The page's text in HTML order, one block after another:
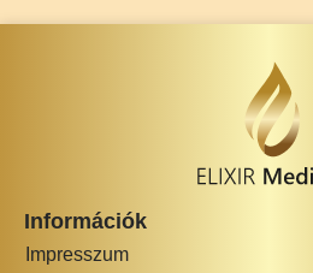
Információk
Impresszum